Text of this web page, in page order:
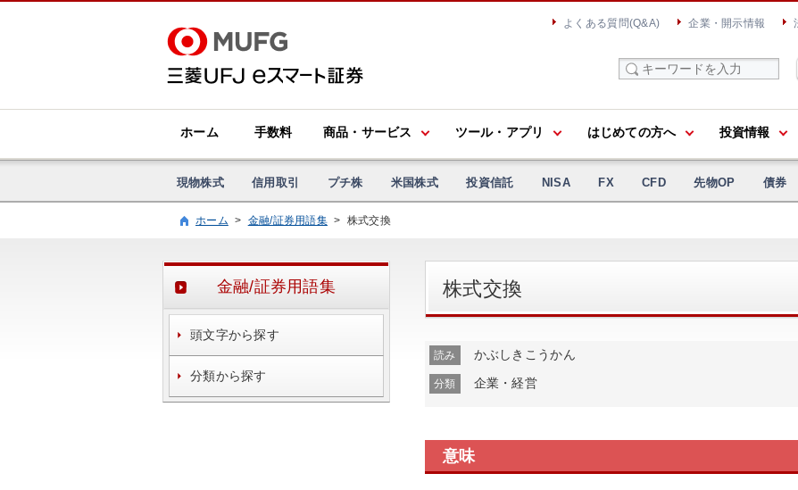
よくある質問(Q&A) 企業・開示情報
ホーム 手数料 商品・サービス ツール・アプリ はじめての方へ 投資情報
現物株式 信用取引 プチ株 米国株式 投資信託 NISA FX CFD 先物OP 債券
ホーム > 金融/証券用語集 > 株式交換
株式交換
読み かぶしきこうかん
分類 企業・経営
意味
金融/証券用語集
頭文字から探す
分類から探す